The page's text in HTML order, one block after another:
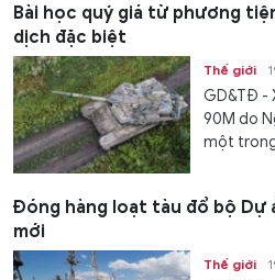
Bài học quý giá từ phương
dịch đặc biệt
Thế giới
GD&TĐ -
90M do
một
Đóng hàng loạt tàu đổ bộ Dự
mới
Thế giới